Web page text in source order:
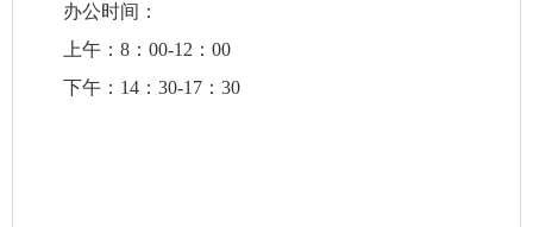
办公时间：
上午：8：00-12：00
下午：14：30-17：30